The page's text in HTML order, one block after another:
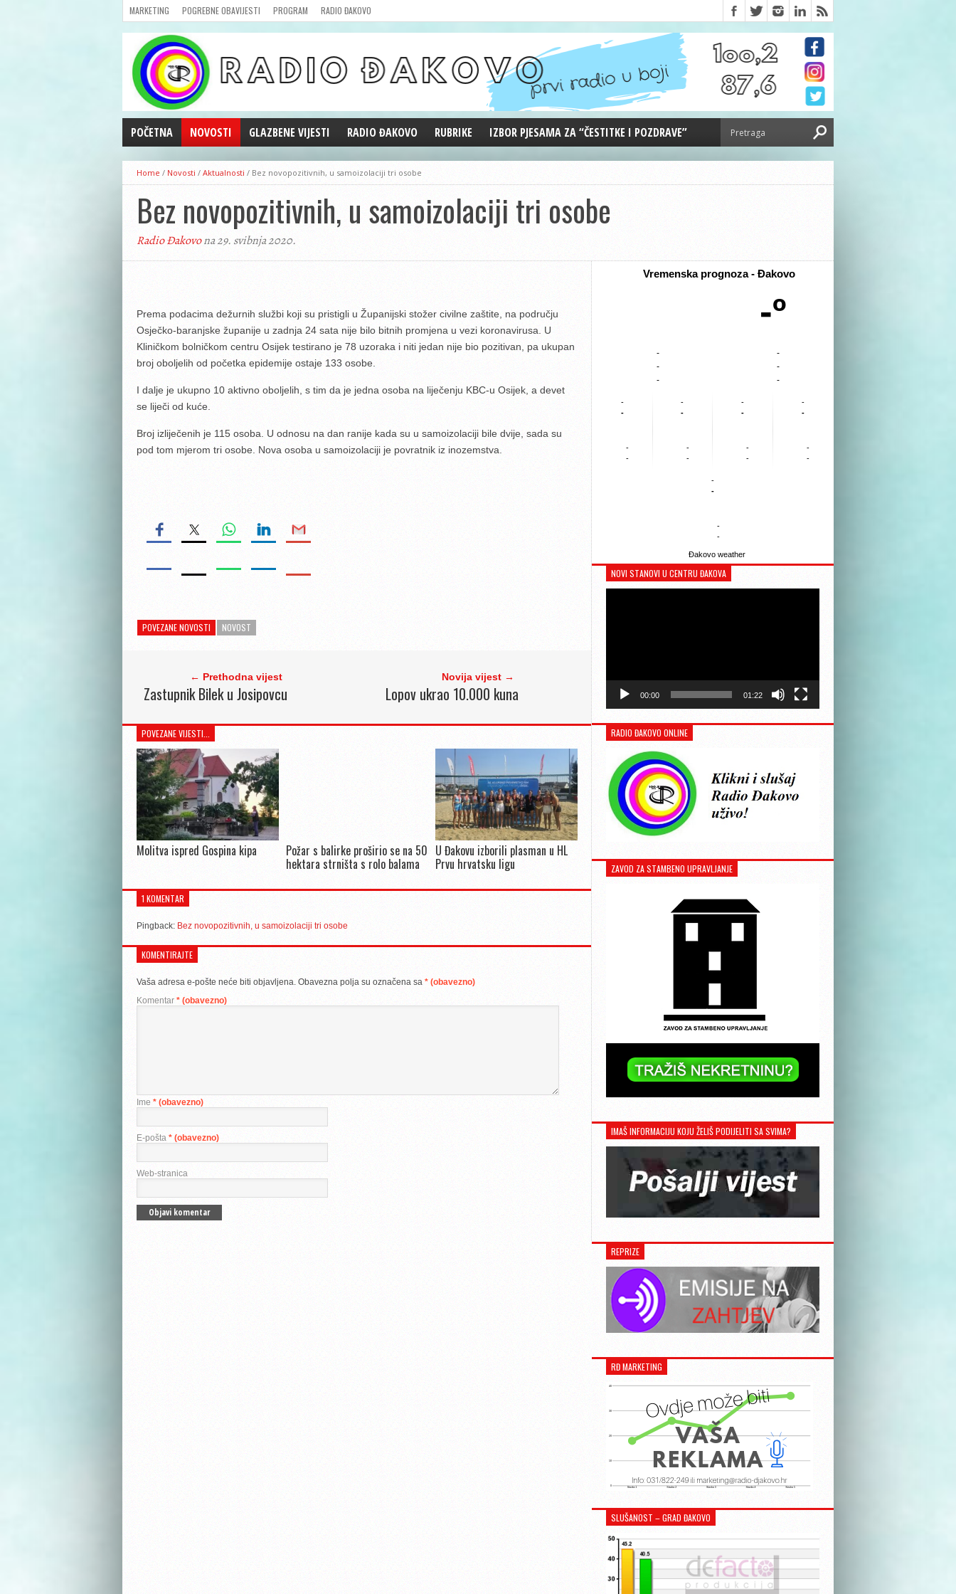
MARKETING POGREBNE OBAVIJESTI PROGRAM RADIO ĐAKOVO
POČETNA NOVOSTI
AKTUALNOSTI
CRNA KRONIKA
POLITIKA
ZANIMLJIVOSTI
GOSPODARSTVO
KULTURA
GLAZBENE VIJESTI RADIO ĐAKOVO
MARKETING
RUBRIKE
REPRIZE EMISIJA
DOBRE VIBRACIJE
ĐAKOVO GRADE
WEB ANKETA
IZBOR PJESAMA ZA “ČESTITKE I POZDRAVE”
Home / Novosti / Aktualnosti / Bez novopozitivnih, u samoizolaciji tri osobe
Bez novopozitivnih, u samoizolaciji tri osobe
Radio Đakovona 29. svibnja 2020.
Prema podacima dežurnih službi koji su pristigli u Županijski stožer civilne zaštite, na području
Osječko-baranjske županije u zadnja 24 sata nije bilo bitnih promjena u vezi koronavirusa. U
Kliničkom bolničkom centru Osijek testirano je 78 uzoraka i niti jedan nije bio pozitivan, pa ukupan
broj oboljelih od početka epidemije ostaje 133 osobe.
I dalje je ukupno 10 aktivno oboljelih, s tim da je jedna osoba na liječenju KBC-u Osijek, a devet
se liječi od kuće.
Broj izliječenih je 115 osoba. U odnosu na dan ranije kada su u samoizolaciji bile dvije, sada su
pod tom mjerom tri osobe. Nova osoba u samoizolaciji je povratnik iz inozemstva.
POVEZANE NOVOSTI NOVOST
← Prethodna vijest
Zastupnik Bilek u Josipovcu
Novija vijest →
Lopov ukrao 10.000 kuna
POVEZANE VIJESTI...
Molitva ispred Gospina kipa Požar s balirke proširio se na 50
hektara strništa s rolo balama
U Đakovu izborili plasman u HL
Prvu hrvatsku ligu
1 KOMENTAR
Pingback: Bez novopozitivnih, u samoizolaciji tri osobe
KOMENTIRAJTE
Vaša adresa e-pošte neće biti objavljena. Obavezna polja su označena sa * (obavezno)
Komentar * (obavezno)
Ime * (obavezno)
E-pošta * (obavezno)
Web-stranica
Vremenska prognoza - Đakovo
-º
-
-
-
-
-
-
-
-
-
-
-
-
-
-
-
-
-
-
-
-
-
-
-
-
-
-
Đakovo weather
NOVI STANOVI U CENTRU ĐAKOVA
00:00 01:22
RADIO ĐAKOVO ONLINE
ZAVOD ZA STAMBENO UPRAVLJANJE
IMAŠ INFORMACIJU KOJU ŽELIŠ PODIJELITI SA SVIMA?
REPRIZE
RĐ MARKETING
SLUŠANOST – GRAD ĐAKOVO